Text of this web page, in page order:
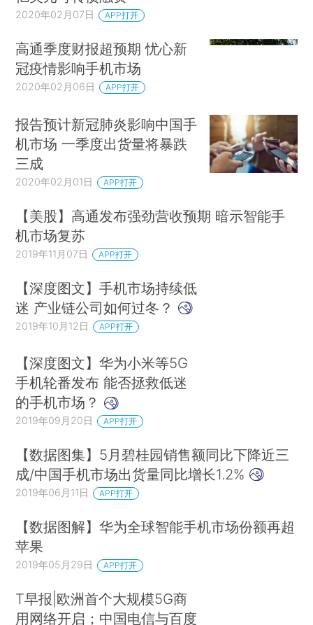
2020年02月07日 APP打开
高通季度财报超预期 忧心新
冠疫情影响手机市场
2020年02月06日 APP打开
报告预计新冠肺炎影响中国手
机市场 一季度出货量将暴跌
三成
2020年02月01日 APP打开
【美股】高通发布强劲营收预期 暗示智能手
机市场复苏
2019年11月07日 APP打开
【深度图文】手机市场持续低
迷 产业链公司如何过冬？
2019年10月12日 APP打开
【深度图文】华为小米等5G
手机轮番发布 能否拯救低迷
的手机市场？
2019年09月20日 APP打开
【数据图集】5月碧桂园销售额同比下降近三
成/中国手机市场出货量同比增长1.2%
2019年06月11日 APP打开
【数据图解】华为全球智能手机市场份额再超
苹果
2019年05月29日 APP打开
T早报|欧洲首个大规模5G商
用网络开启；中国电信与百度